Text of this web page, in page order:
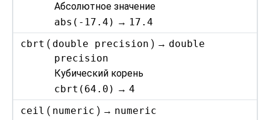
Абсолютное значение
abs(-17.4) → 17.4
cbrt ( double precision ) → double
precision
Кубический корень
cbrt(64.0) →4
ceil ( numeric ) → numeric